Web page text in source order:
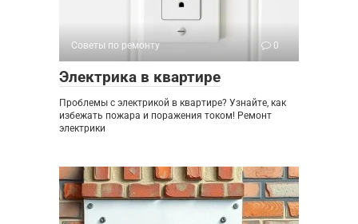
Советы по ремонту 0
Электрика в квартире
Проблемы с электрикой в квартире? Узнайте, как
избежать пожара и поражения током! Ремонт
электрики